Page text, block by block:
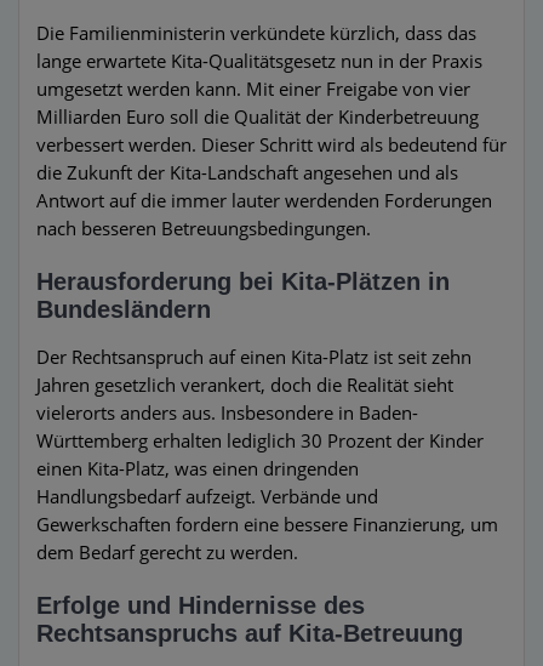
Die Familienministerin verkündete kürzlich, dass das
lange erwartete Kita-Qualitätsgesetz nun in der Praxis
umgesetzt werden kann. Mit einer Freigabe von vier
Milliarden Euro soll die Qualität der Kinderbetreuung
verbessert werden. Dieser Schritt wird als bedeutend für
die Zukunft der Kita-Landschaft angesehen und als
Antwort auf die immer lauter werdenden Forderungen
nach besseren Betreuungsbedingungen.
Herausforderung bei Kita-Plätzen in
Bundesländern
Der Rechtsanspruch auf einen Kita-Platz ist seit zehn
Jahren gesetzlich verankert, doch die Realität sieht
vielerorts anders aus. Insbesondere in Baden-
Württemberg erhalten lediglich 30 Prozent der Kinder
einen Kita-Platz, was einen dringenden
Handlungsbedarf aufzeigt. Verbände und
Gewerkschaften fordern eine bessere Finanzierung, um
dem Bedarf gerecht zu werden.
Erfolge und Hindernisse des
Rechtsanspruchs auf Kita-Betreuung